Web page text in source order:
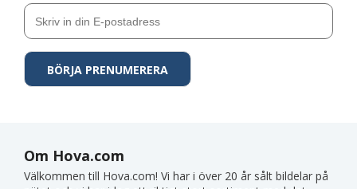
Om Hova.com
Välkommen till Hova.com! Vi har i över 20 år sålt bildelar på